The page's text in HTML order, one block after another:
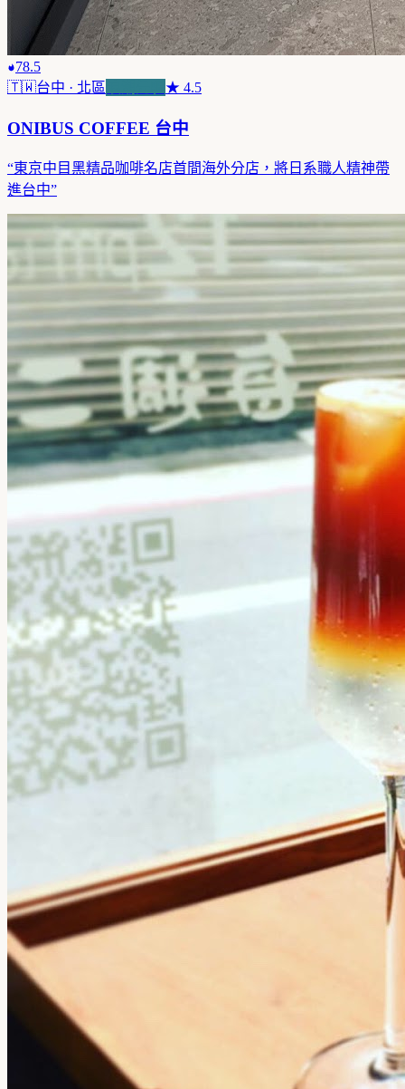
78.5
🇹🇼台中 · 北區 ★ 4.5
ONIBUS COFFEE 台中
“東京中目黑精品咖啡名店首間海外分店，將日系職人精神帶
進台中”